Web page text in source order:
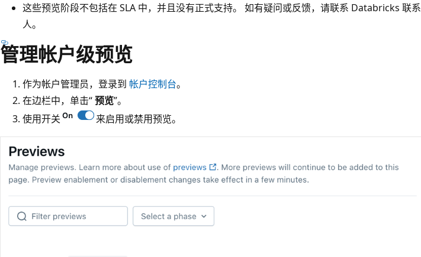
这些预览阶段不包括在 SLA 中，并且没有正式支持。 如有疑问或反馈，请联系 Databricks 联系
人。
管理帐户级预览
作为帐户管理员，登录到 帐户控制台。
在边栏中，单击“预览”。
使用开关
来启用或禁用预览。